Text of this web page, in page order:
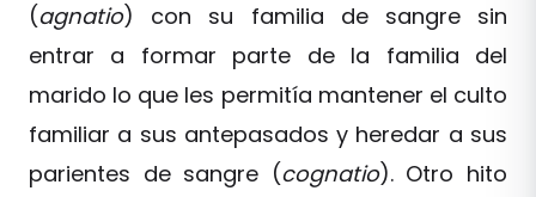
(agnatio) con su familia de sangre sin
entrar a formar parte de la familia del
marido lo que les permitía mantener el culto
familiar a sus antepasados y heredar a sus
parientes de sangre (cognatio). Otro hito